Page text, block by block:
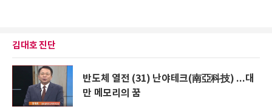
김대호 진단
반도체 열전 (31) 난야테크(南亞科技) ...대
만 메모리의 꿈